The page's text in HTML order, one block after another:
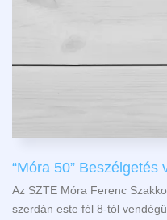
“Móra 50” Beszélgetés
Az SZTE Móra Ferenc
szerdán este fél 8-tól